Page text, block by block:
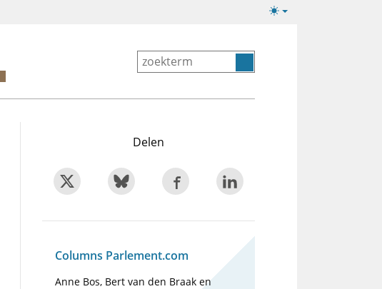
Lichte/donkere
Delen
Columns Parlement.com
Anne Bos, Bert van den Braak en